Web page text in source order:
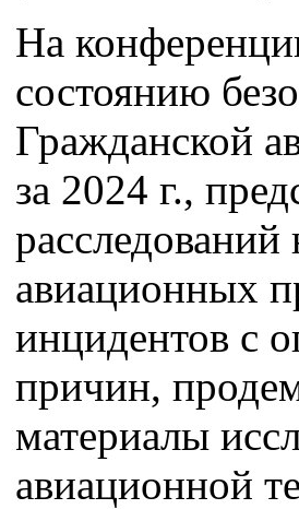
На
состоянию
Гражданской
за 2024 г.,
авиационных
инцидентов с
причин,
материалы
авиационной